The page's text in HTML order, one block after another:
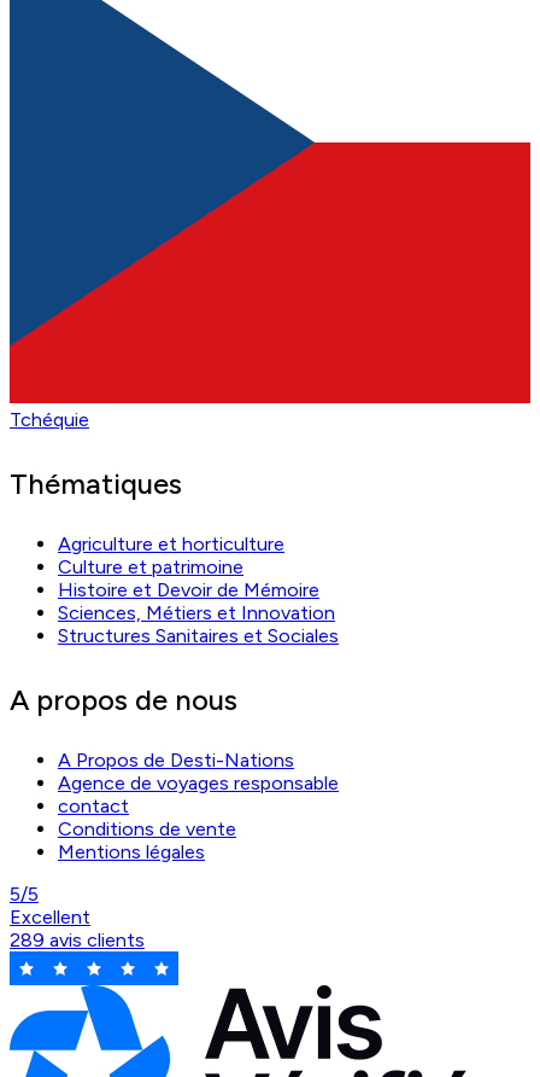
Tchéquie
Thématiques
Agriculture et horticulture
Culture et patrimoine
Histoire et Devoir de Mémoire
Sciences, Métiers et Innovation
Structures Sanitaires et Sociales
A propos de nous
A Propos de Desti-Nations
Agence de voyages responsable
contact
Conditions de vente
Mentions légales
5/5
Excellent
289 avis clients